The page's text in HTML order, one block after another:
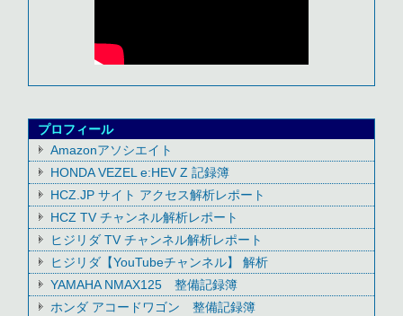
プロフィール
Amazonアソシエイト
HONDA VEZEL e:HEV Z 記録簿
HCZ.JP サイト アクセス解析レポート
HCZ TV チャンネル解析レポート
ヒジリダ TV チャンネル解析レポート
ヒジリダ【YouTubeチャンネル】 解析
YAMAHA NMAX125 整備記録簿
ホンダ アコードワゴン 整備記録簿